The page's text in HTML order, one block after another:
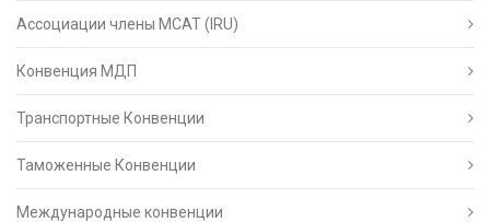
Ассоциации члены МСАТ (IRU)
Конвенция МДП
Транспортные Конвенции
Таможенные Конвенции
Международные конвенции